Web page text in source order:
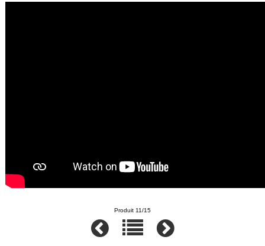
Produit 11/15